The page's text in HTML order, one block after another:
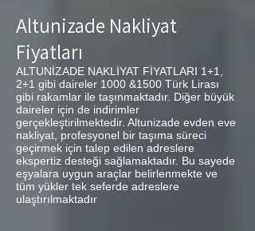
Altunizade Nakliyat
Fiyatları
ALTUNİZADE NAKLİYAT FİYATLARI 1+1,
2+1 gibi daireler 1000 &1500 Türk Lirası
gibi rakamlar ile taşınmaktadır. Diğer büyük
daireler için de indirimler
gerçekleştirilmektedir. Altunizade evden eve
nakliyat, profesyonel bir taşıma süreci
geçirmek için talep edilen adreslere
ekspertiz desteği sağlamaktadır. Bu sayede
eşyalara uygun araçlar belirlenmekte ve
tüm yükler tek seferde adreslere
ulaştırılmaktadır